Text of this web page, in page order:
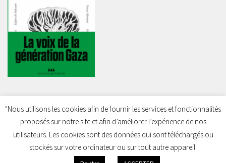
Charleroi Pour la Palestine © 2026. Tous droits réservés.
"Nous utilisons les cookies afin de fournir les services et fonctionnalités
proposés sur notre site et afin d’améliorer l’expérience de nos
utilisateurs. Les cookies sont des données qui sont téléchargés ou
stockés sur votre ordinateur ou sur tout autre appareil.